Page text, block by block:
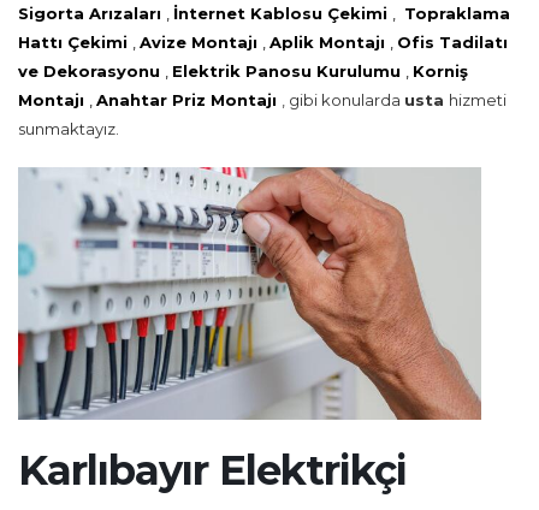
Sigorta Arızaları İnternet Kablosu Çekimi
Topraklama
Hattı Çekimi
Avize Montajı Aplik Montajı
Ofis Tadilatı
ve Dekorasyonu
Elektrik Panosu Kurulumu
Korniş
Montajı
Anahtar Priz Montajı , gibi konularda usta hizmeti
sunmaktayız.
Karlıbayır Elektrikçi